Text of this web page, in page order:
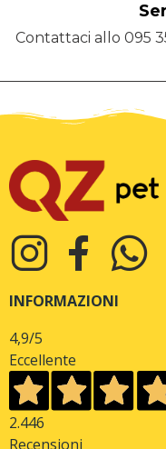
Contattaci allo 095
INFORMAZIONI
4,9/5
Eccellente
2.446
Recensioni